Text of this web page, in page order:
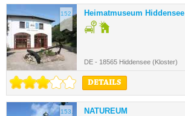
152. Heimatmuseum Hiddensee
DE - 18565 Hiddensee (Kloster)
DETAILS
153. NATUREUM